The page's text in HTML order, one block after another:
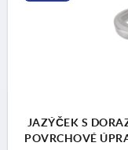
JAZÝČEK S
POVRCHOVÉ